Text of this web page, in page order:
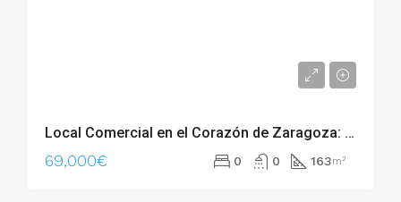
Local Comercial en el Corazón de Zaragoza: ¡Tu Oportunidad para Emprender! – 02713
69,000€ 0 0 163m²